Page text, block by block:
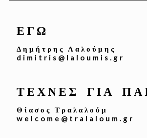
ΕΓΩ
Δημήτρης Λαλούμης
dimitris@laloumis.gr
ΤΕΧΝΕΣ ΓΙΑ
Θίασος Τραλαλούμ
welcome@tralaloum.gr